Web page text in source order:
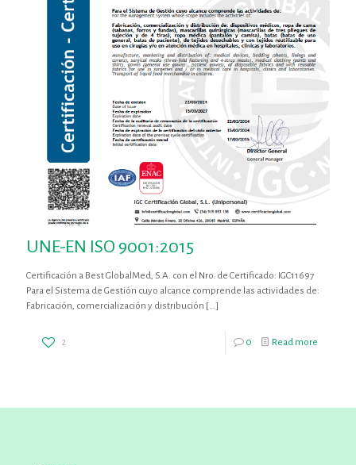
UNE-EN ISO 9001:2015
Certificación a Best GlobalMed, S.A. con el Nro. de Certificado: IGC11697
Para el Sistema de Gestión cuyo alcance comprende las actividades de:
Fabricación, comercialización y distribución […]
2 0 Read more